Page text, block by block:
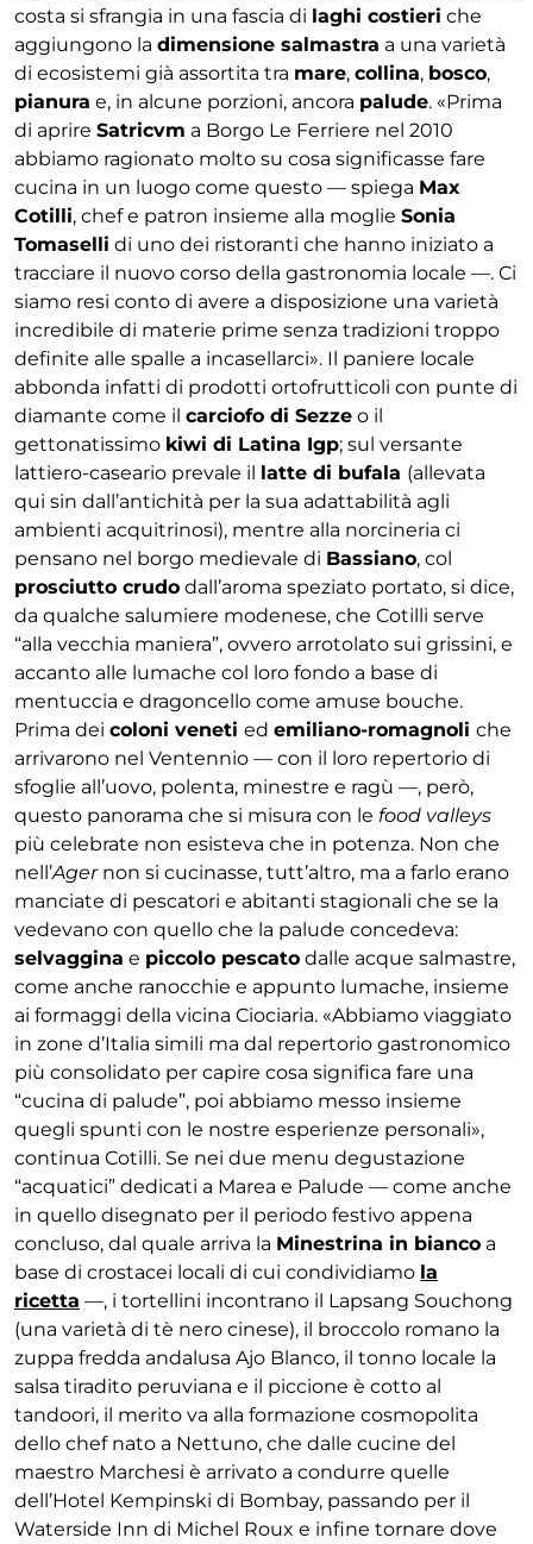
costa si sfrangia in una fascia di laghi costieri che
aggiungono la dimensione salmastra a una varietà
di ecosistemi già assortita tra mare, collina, bosco,
pianura e, in alcune porzioni, ancora palude. «Prima
di aprire Satricvm a Borgo Le Ferriere nel 2010
abbiamo ragionato molto su cosa significasse fare
cucina in un luogo come questo — spiega Max
Cotilli, chef e patron insieme alla moglie Sonia
Tomaselli di uno dei ristoranti che hanno iniziato a
tracciare il nuovo corso della gastronomia locale —. Ci
siamo resi conto di avere a disposizione una varietà
incredibile di materie prime senza tradizioni troppo
definite alle spalle a incasellarci». Il paniere locale
abbonda infatti di prodotti ortofrutticoli con punte di
diamante come il carciofo di Sezze o il
gettonatissimo kiwi di Latina Igp; sul versante
lattiero-caseario prevale il latte di bufala (allevata
qui sin dall’antichità per la sua adattabilità agli
ambienti acquitrinosi), mentre alla norcineria ci
pensano nel borgo medievale di Bassiano, col
prosciutto crudo dall’aroma speziato portato, si dice,
da qualche salumiere modenese, che Cotilli serve
“alla vecchia maniera”, ovvero arrotolato sui grissini, e
accanto alle lumache col loro fondo a base di
mentuccia e dragoncello come amuse bouche.
Prima dei coloni veneti ed emiliano-romagnoli che
arrivarono nel Ventennio — con il loro repertorio di
sfoglie all’uovo, polenta, minestre e ragù —, però,
questo panorama che si misura con le food valleys
più celebrate non esisteva che in potenza. Non che
nell’Agernon si cucinasse, tutt’altro, ma a farlo erano
manciate di pescatori e abitanti stagionali che se la
vedevano con quello che la palude concedeva:
selvaggina e piccolo pescato dalle acque salmastre,
come anche ranocchie e appunto lumache, insieme
ai formaggi della vicina Ciociaria. «Abbiamo viaggiato
in zone d’Italia simili ma dal repertorio gastronomico
più consolidato per capire cosa significa fare una
“cucina di palude”, poi abbiamo messo insieme
quegli spunti con le nostre esperienze personali»,
continua Cotilli. Se nei due menu degustazione
“acquatici” dedicati a Marea e Palude — come anche
in quello disegnato per il periodo festivo appena
concluso, dal quale arriva la Minestrina in bianco a
base di crostacei locali di cui condividiamo la
ricetta —, i tortellini incontrano il Lapsang Souchong
(una varietà di tè nero cinese), il broccolo romano la
zuppa fredda andalusa Ajo Blanco, il tonno locale la
salsa tiradito peruviana e il piccione è cotto al
tandoori, il merito va alla formazione cosmopolita
dello chef nato a Nettuno, che dalle cucine del
maestro Marchesi è arrivato a condurre quelle
dell’Hotel Kempinski di Bombay, passando per il
Waterside Inn di Michel Roux e infine tornare dove